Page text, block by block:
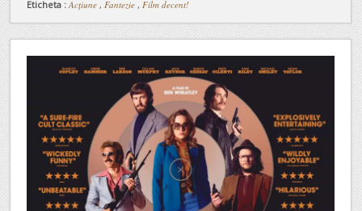
Eticheta : Acțiune , Fantezie , Film decent!